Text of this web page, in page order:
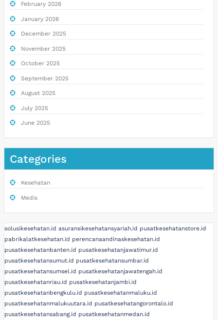
February 2026
January 2026
December 2025
November 2025
October 2025
September 2025
August 2025
July 2025
June 2025
Categories
Kesehatan
Medis
solusikesehatan.id asuransikesehatansyariah.id pusatkesehatanstore.id
pabrikalatkesehatan.id perencanaandinaskesehatan.id
pusatkesehatanbanten.id pusatkesehatanjawatimur.id
pusatkesehatansumut.id pusatkesehatansumbar.id
pusatkesehatansumsel.id pusatkesehatanjawatengah.id
pusatkesehatanriau.id pusatkesehatanjambi.id
pusatkesehatanbengkulu.id pusatkesehatanmaluku.id
pusatkesehatanmalukuutara.id pusatkesehatangorontalo.id
pusatkesehatansabang.id pusatkesehatanmedan.id